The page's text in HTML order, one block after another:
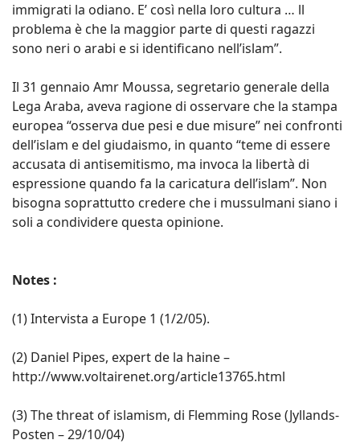
immigrati la odiano. E’ così nella loro cultura … ll
problema è che la maggior parte di questi ragazzi
sono neri o arabi e si identificano nell’islam”.
Il 31 gennaio Amr Moussa, segretario generale della
Lega Araba, aveva ragione di osservare che la stampa
europea “osserva due pesi e due misure” nei confronti
dell’islam e del giudaismo, in quanto “teme di essere
accusata di antisemitismo, ma invoca la libertà di
espressione quando fa la caricatura dell’islam”. Non
bisogna soprattutto credere che i mussulmani siano i
soli a condividere questa opinione.
Notes :
(1) Intervista a Europe 1 (1/2/05).
(2) Daniel Pipes, expert de la haine –
http://www.voltairenet.org/article13765.html
(3) The threat of islamism, di Flemming Rose (Jyllands-
Posten – 29/10/04)